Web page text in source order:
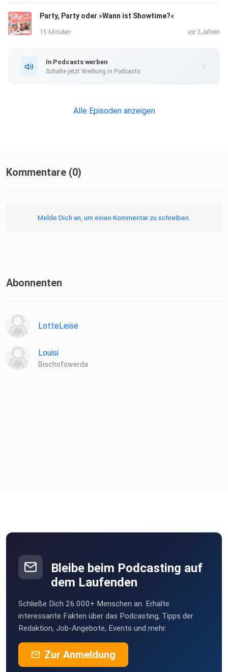
Party, Party oder »Wann ist Showtime?«
15 Minuten vor 3 Jahren
In Podcasts werben
Schalte jetzt Werbung in Podcasts.
Alle Episoden anzeigen
Kommentare (0)
Melde Dich an, um einen Kommentar zu schreiben.
Abonnenten
LotteLeise
Louisi
Bischofswerda
Bleibe beim Podcasting auf
dem Laufenden
Schließe Dich 26.000+ Menschen an. Erhalte
interessante Fakten über das Podcasting, Tipps der
Redaktion, Job-Angebote, Events und mehr.
Zur Anmeldung